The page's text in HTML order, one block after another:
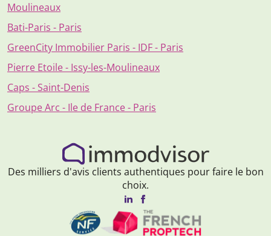
Moulineaux
Bati-Paris - Paris
GreenCity Immobilier Paris - IDF - Paris
Pierre Etoile - Issy-les-Moulineaux
Caps - Saint-Denis
Groupe Arc - Ile de France - Paris
Des milliers d'avis clients authentiques pour faire le bon
choix.